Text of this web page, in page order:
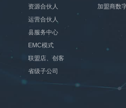
资源合伙人
运营合伙人
县服务中心
EMC模式
联盟店、创客
省级子公司
加盟商数